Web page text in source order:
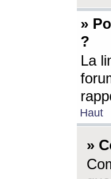
»
?
La
Haut
»